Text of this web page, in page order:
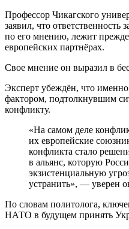
Профессор Чикагского
заявил, что ответственность
по его мнению, лежит
европейских партнёрах.
Свое мнение он выразил в
Эксперт убеждён, что именно
фактором, подтолкнувшим
конфликту.
«На самом деле
их европейские
конфликта стало
в альянс, которую
экзистенциальную
устранить», — уверен
По словам политолога,
НАТО в будущем принять